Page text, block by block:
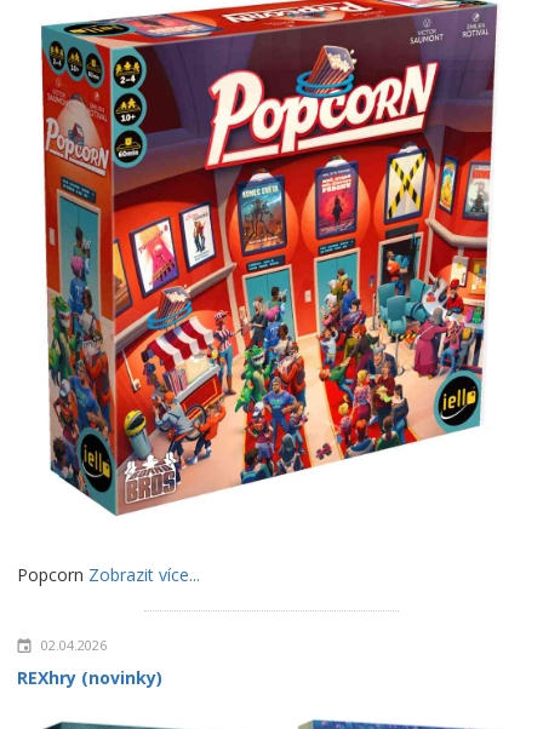
Popcorn Zobrazit více...
02.04.2026
REXhry (novinky)